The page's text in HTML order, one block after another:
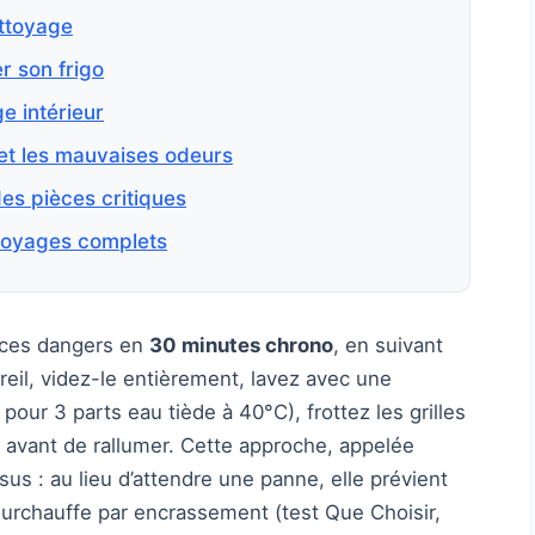
son frigo
intérieur
les mauvaises odeurs
pièces critiques
complets
dangers en 30 minutes chrono, en suivant
videz-le entièrement, lavez avec une
3 parts eau tiède à 40°C), frottez les grilles
de rallumer. Cette approche, appelée
: au lieu d’attendre une panne, elle prévient
par encrassement (test Que Choisir,